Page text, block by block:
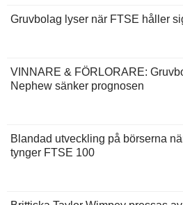
Gruvbolag lyser när FTSE håller
VINNARE & FÖRLORARE:
Nephew sänker prognosen
Blandad utveckling på börserna
tynger FTSE 100